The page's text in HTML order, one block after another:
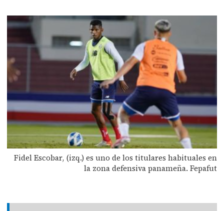
Fidel Escobar, (izq.) es uno de los titulares habituales en
la zona defensiva panameña. Fepafut